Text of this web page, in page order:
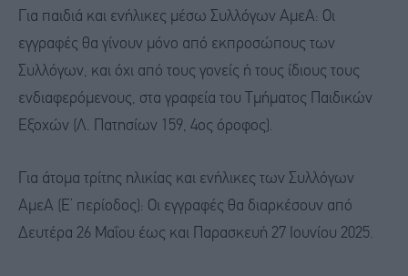
Για παιδιά και ενήλικες μέσω Συλλόγων ΑμεΑ: Οι
εγγραφές θα γίνουν μόνο από εκπροσώπους των
Συλλόγων, και όχι από τους γονείς ή τους ίδιους τους
ενδιαφερόμενους, στα γραφεία του Τμήματος Παιδικών
Εξοχών (Λ. Πατησίων 159, 4ος όροφος).
Για άτομα τρίτης ηλικίας και ενήλικες των Συλλόγων
ΑμεΑ (Ε’ περίοδος): Οι εγγραφές θα διαρκέσουν από
Δευτέρα 26 Μαΐου έως και Παρασκευή 27 Ιουνίου 2025.